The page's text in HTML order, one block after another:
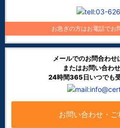
お急ぎの方はお電話でお
メールでのお問合わせ
またはお問い合わ
24時間365日いつでも
お問い合わせ・